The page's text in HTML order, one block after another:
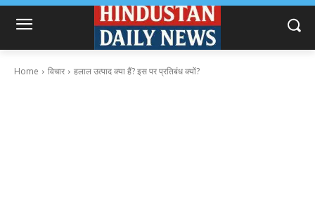
Home विचार हलाल उत्पाद क्या हैं? इस पर प्रतिबंध क्यों?